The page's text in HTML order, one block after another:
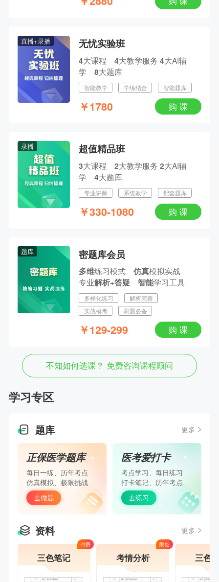
主讲人：网校老师 | 2024-12-06 15:55--18:00
直播+录播 无忧实验班
4大课程4大教学服务4大AI辅
学8大题库
智能教学 学练结合 智能题库
￥1780 购 课
录播 超值精品班
3大课程2大教学服务2大AI辅
学4大题库
专业讲师 系统教学 配套题库
￥330-1080 购 课
题库 密题库会员
多维练习模式仿真模拟实战
专业解析+答疑 智能学习工具
多样化练习
解析完善
实战模考
刷题必备
￥129-299 购 课
不知如何选课？ 免费咨询课程顾问
学习专区
题库 更多
正保医学题库
每日一练、历年考点
仿真模拟、极限挑战
去做题
医考爱打卡
考点学习、每日练习
打卡笔记、历年考点
去练习
资料 更多
付费
三色笔记
限免
考情分析 三色